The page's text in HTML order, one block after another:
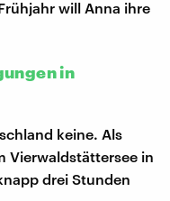
will Anna ihre
in
keine. Als
Vierwaldstättersee in
drei Stunden